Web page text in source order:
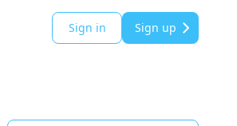
Sign in Sign up